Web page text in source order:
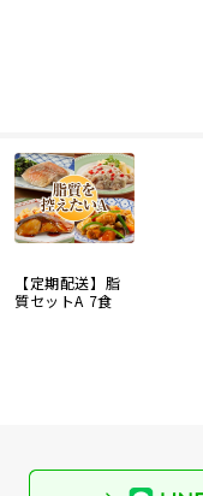
【定期配送】脂
質セットA 7食